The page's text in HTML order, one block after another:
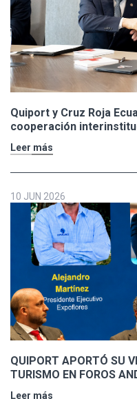
Quiport y Cruz Roja
cooperación
Leer más
10 JUN 2026
QUIPORT APORTÓ SU
TURISMO EN FOROS
Leer más